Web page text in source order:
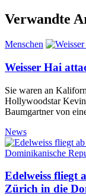
Verwandte
Menschen
Weisser Hai
Sie waren an
Hollywoodstar
Baumgartner von
News
Edelweiss fliegt
Zürich in die